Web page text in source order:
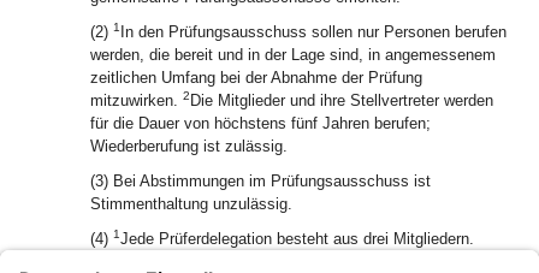
(2) 1 In den Prüfungsausschuss sollen nur Personen berufen
werden, die bereit und in der Lage sind, in angemessenem
zeitlichen Umfang bei der Abnahme der Prüfung
mitzuwirken. 2 Die Mitglieder und ihre Stellvertreter werden
für die Dauer von höchstens fünf Jahren berufen;
Wiederberufung ist zulässig.
(3) Bei Abstimmungen im Prüfungsausschuss ist
Stimmenthaltung unzulässig.
(4) 1Jede Prüferdelegation besteht aus drei Mitgliedern.